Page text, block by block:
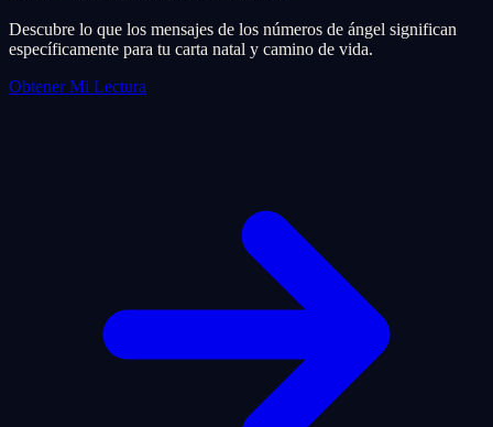
Descubre lo que los mensajes de los números de ángel significan
específicamente para tu carta natal y camino de vida.
Obtener Mi Lectura